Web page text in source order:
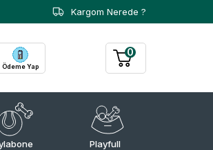
Kargom Nerede ?
Ödeme Yap
0
Playfull